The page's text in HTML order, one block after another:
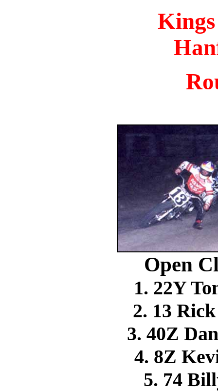
Kings
Open
1. 22Y
2. 13
3. 40Z
4. 8Z
5. 74